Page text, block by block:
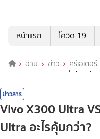
หน้าแรก
โควิด-19
อ่าน ข่าว ครีเอเตอ
Galaxy S26 Ultra อะไรคุ้มกว่า?
ข่าวสาร
Vivo X300 Ultra
Ultra อะไรคุ้มกว่า?